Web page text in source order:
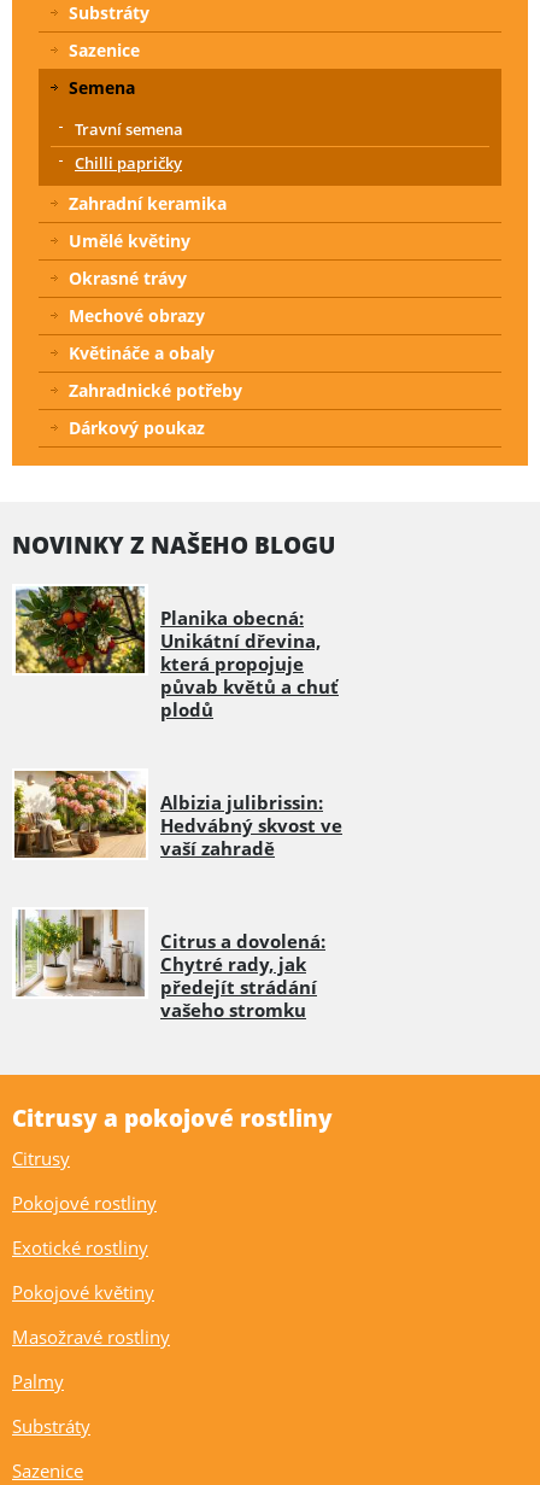
Substráty
Sazenice
Semena
Travní semena
Chilli papričky
Zahradní keramika
Umělé květiny
Okrasné trávy
Mechové obrazy
Květináče a obaly
Zahradnické potřeby
Dárkový poukaz
NOVINKY Z NAŠEHO BLOGU
Planika obecná:
Unikátní dřevina,
která propojuje
půvab květů a chuť
plodů
Albizia julibrissin:
Hedvábný skvost ve
vaší zahradě
Citrus a dovolená:
Chytré rady, jak
předejít strádání
vašeho stromku
Citrusy a pokojové rostliny
Citrusy
Pokojové rostliny
Exotické rostliny
Pokojové květiny
Masožravé rostliny
Palmy
Substráty
Sazenice